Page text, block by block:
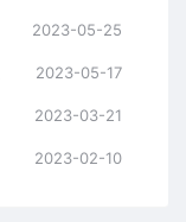
2023-05-25
2023-05-17
2023-03-21
2023-02-10